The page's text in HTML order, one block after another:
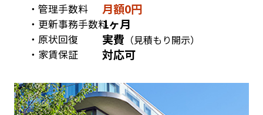
管理手数料 月額0円
更新事務手数料1ヶ月
原状回復 実費 （見積もり開示）
家賃保証
対応可